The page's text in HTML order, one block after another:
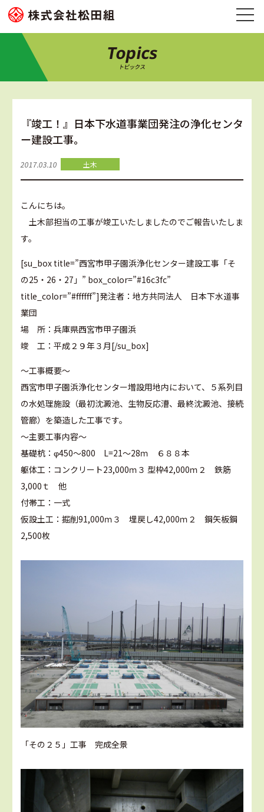
Topics
トピックス
『竣工！』日本下水道事業団発注の浄化センタ
ー建設工事。
2017.03.10 土木
こんにちは。
土木部担当の工事が竣工いたしましたのでご報告いたしま
す。
[su_box title=”西宮市甲子園浜浄化センター建設工事「そ
の25・26・27」” box_color=”#16c3fc”
title_color=”#ffffff”]発注者：地方共同法人 日本下水道事
業団
場 所：兵庫県西宮市甲子園浜
竣 工：平成２９年３月[/su_box]
～工事概要～
西宮市甲子園浜浄化センター増設用地内において、５系列目
の水処理施設（最初沈澱池、生物反応漕、最終沈澱池、接続
管廊）を築造した工事です。
～主要工事内容～
基礎杭：φ450～800 L=21～28ｍ ６８８本
躯体工：コンクリート23,000ｍ３ 型枠42,000ｍ２ 鉄筋
3,000ｔ 他
付帯工：一式
仮設土工：掘削91,000ｍ３ 埋戻し42,000ｍ２ 鋼矢板鋼
2,500枚
「その２５」工事 完成全景